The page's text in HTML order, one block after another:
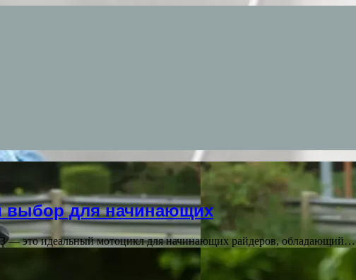
выбор для начинающих
— это идеальный мотоцикл для начинающих райдеров, обладающий…